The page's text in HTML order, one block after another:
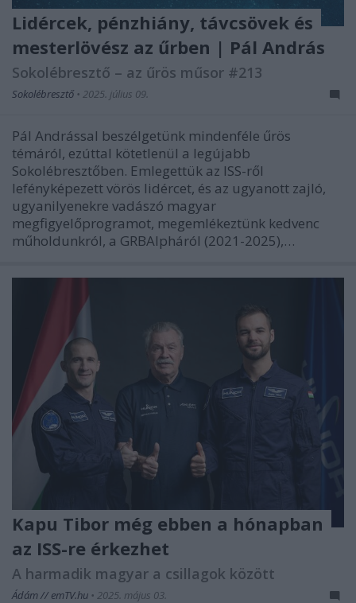
Lidércek, pénzhiány, távcsövek és
mesterlövész az űrben | Pál András
Sokolébresztő – az űrös műsor #213
Sokolébresztő • 2025. július 09.
Pál Andrással beszélgetünk mindenféle űrös
témáról, ezúttal kötetlenül a legújabb
Sokolébresztőben. Emlegettük az ISS-ről
lefényképezett vörös lidércet, és az ugyanott zajló,
ugyanilyenekre vadászó magyar
megfigyelőprogramot, megemlékeztünk kedvenc
műholdunkról, a GRBAlpháról (2021-2025),…
Kapu Tibor még ebben a hónapban
az ISS-re érkezhet
A harmadik magyar a csillagok között
Ádám // emTV.hu • 2025. május 03.